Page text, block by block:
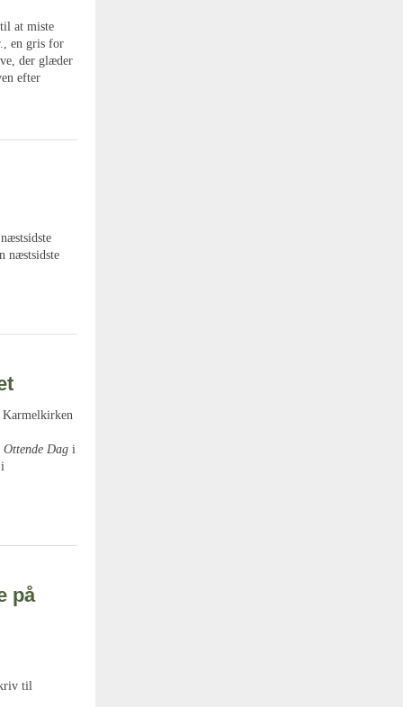
at miste
en gris for
der glæder
efter
næstsidste
Karmelkirken
Ottende Dag i
på
til